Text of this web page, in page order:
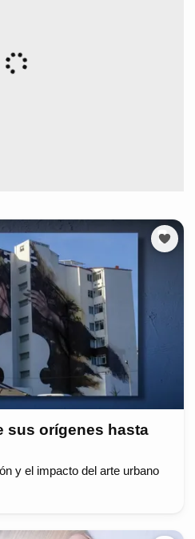
sus orígenes hasta
y el impacto del arte urbano